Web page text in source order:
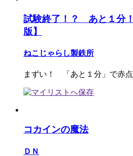
試験終了！？ あと１分
版】
ねこじゃらし製鉄所
まずい！ 「あと１分」で赤点
コカインの魔法
ＤＮ